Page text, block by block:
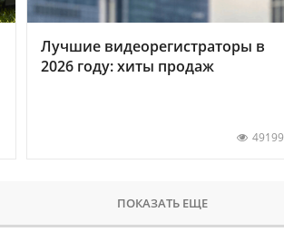
Лучшие видеорегистраторы в
2026 году: хиты продаж
49199
ПОКАЗАТЬ ЕЩЕ